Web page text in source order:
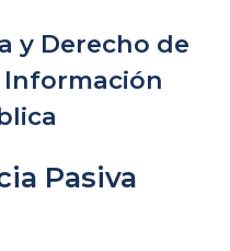
y Derecho de
Información
Pasiva